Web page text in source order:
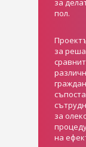
за
пол.
за
за
на